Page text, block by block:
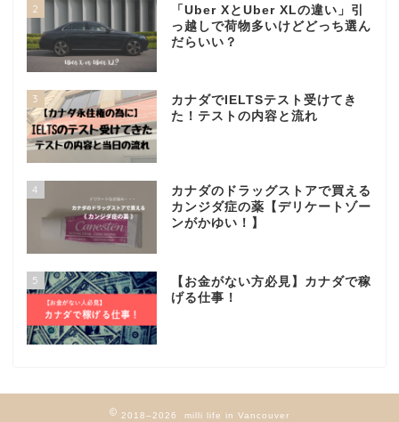
2
「Uber XとUber XLの違い」引
っ越しで荷物多いけどどっち選ん
だらいい？
3
カナダでIELTSテスト受けてき
た！テストの内容と流れ
4
カナダのドラッグストアで買える
カンジダ症の薬【デリケートゾー
ンがかゆい！】
5
【お金がない方必見】カナダで稼
げる仕事！
2018–2026 milli life in Vancouver